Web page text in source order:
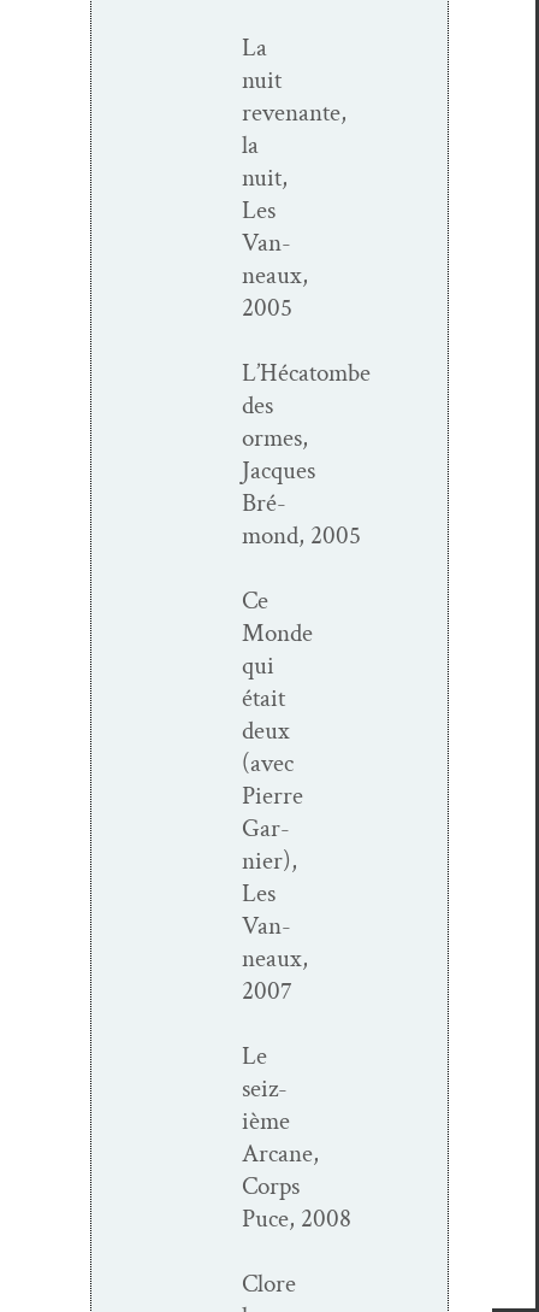
La
nuit
revenante,
la
nuit,
Les
Van­
neaux,
2005
L’Hécatombe
des
ormes,
Jacques
Bré­
mond, 2005
Ce
Monde
qui
était
deux
(avec
Pierre
Gar­
nier),
Les
Van­
neaux,
2007
Le
seiz­
ième
Arcane,
Corps
Puce, 2008
Clore